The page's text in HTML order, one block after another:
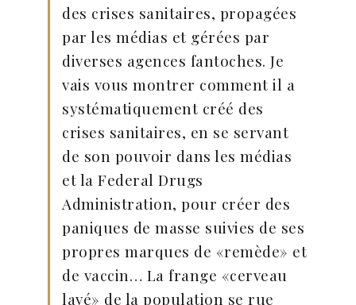
des crises sanitaires, propagées
par les médias et gérées par
diverses agences fantoches. Je
vais vous montrer comment il a
systématiquement créé des
crises sanitaires, en se servant
de son pouvoir dans les médias
et la Federal Drugs
Administration, pour créer des
paniques de masse suivies de ses
propres marques de «remède» et
de vaccin… La frange «cerveau
lavé» de la population se rue